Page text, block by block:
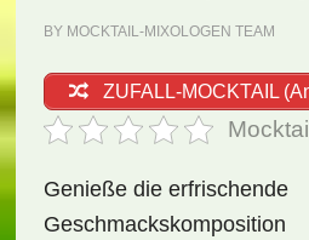
BY MOCKTAIL-MIXOLOGEN TEAM
ZUFALL-MOCKTAIL
Genieße die erfrischende
Geschmackskomposition